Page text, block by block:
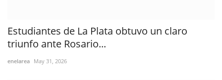
Estudiantes de La Plata obtuvo un claro
triunfo ante Rosario...
enelarea May 31, 2026